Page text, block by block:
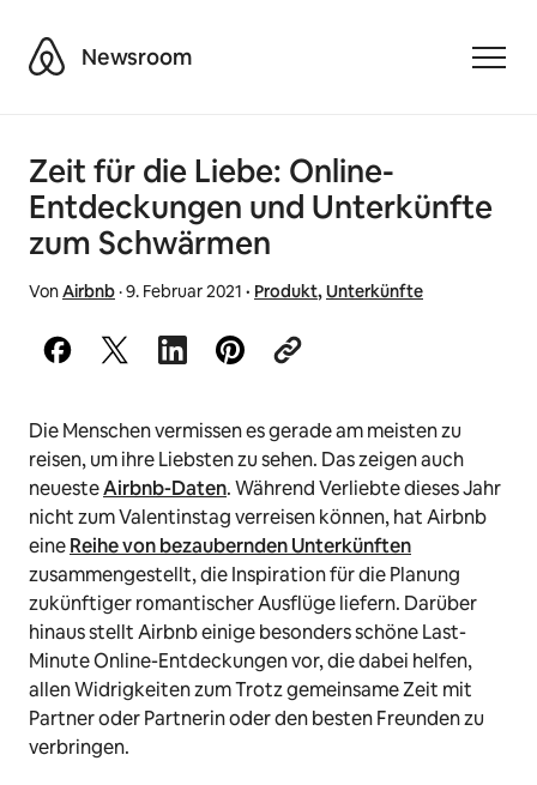
AirbnbNewsroom
Zeit für die Liebe: Online-
Entdeckungen und Unterkünfte
zum Schwärmen
VonAirbnb·9. Februar 2021 · Produkt,Unterkünfte
Die Menschen vermissen es gerade am meisten zu
reisen, um ihre Liebsten zu sehen. Das zeigen auch
neuesteAirbnb-Daten. Während Verliebte dieses Jahr
nicht zum Valentinstag verreisen können, hat Airbnb
eineReihe von bezaubernden Unterkünften
zusammengestellt, die Inspiration für die Planung
zukünftiger romantischer Ausflüge liefern. Darüber
hinaus stellt Airbnb einige besonders schöne Last-
Minute Online-Entdeckungen vor, die dabei helfen,
allen Widrigkeiten zum Trotz gemeinsame Zeit mit
Partner oder Partnerin oder den besten Freunden zu
verbringen.